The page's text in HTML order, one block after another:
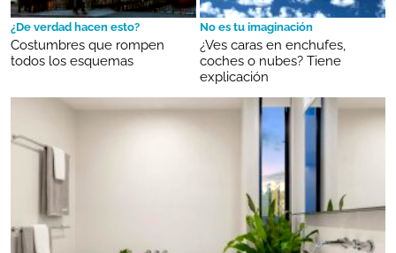
¿De verdad hacen esto?
Costumbres que rompen
todos los esquemas
No es tu imaginación
¿Ves caras en enchufes,
coches o nubes? Tiene
explicación